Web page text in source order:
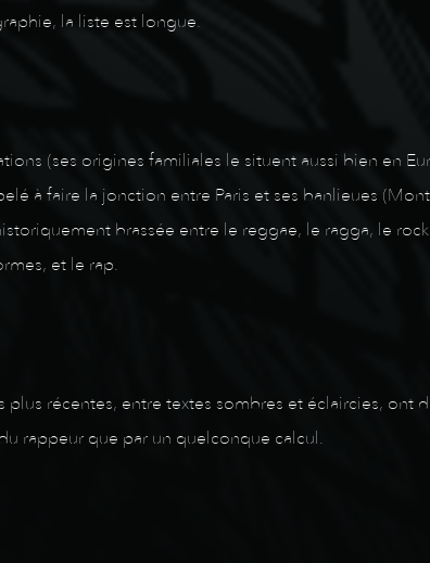
la liste est longue.
(ses origines familiales le situent aussi bien en
à faire la jonction entre Paris et ses banlieues
brassée entre le reggae, le ragga, le
et le rap.
récentes, entre textes sombres et éclaircies, ont
rappeur que par un quelconque calcul.